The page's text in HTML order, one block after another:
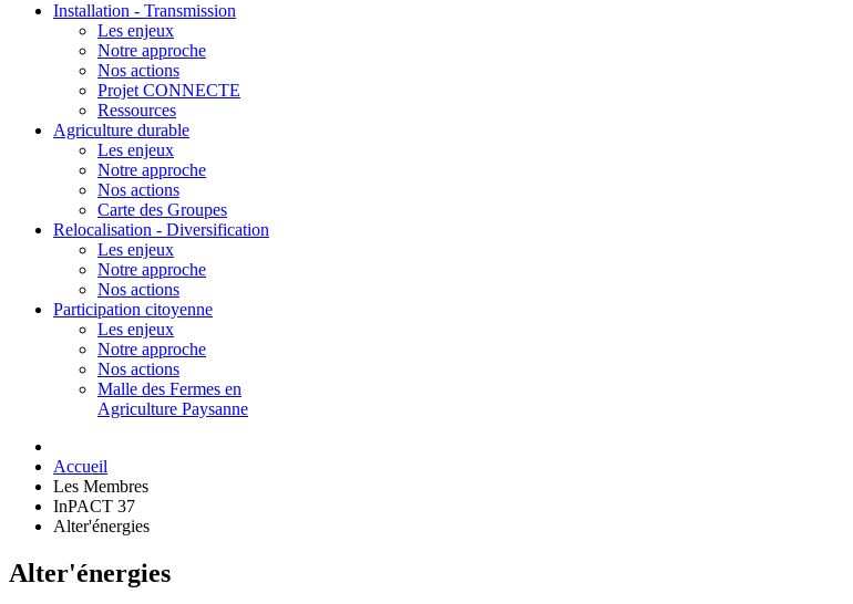
Installation - Transmission
Les enjeux
Notre approche
Nos actions
Projet CONNECTE
Ressources
Agriculture durable
Les enjeux
Notre approche
Nos actions
Carte des Groupes
Relocalisation - Diversification
Les enjeux
Notre approche
Nos actions
Participation citoyenne
Les enjeux
Notre approche
Nos actions
Malle des Fermes en
Agriculture Paysanne
Accueil
Les Membres
InPACT 37
Alter'énergies
Alter'énergies